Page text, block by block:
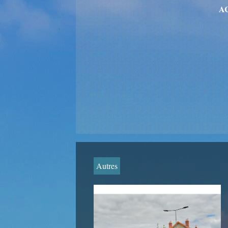
Autres